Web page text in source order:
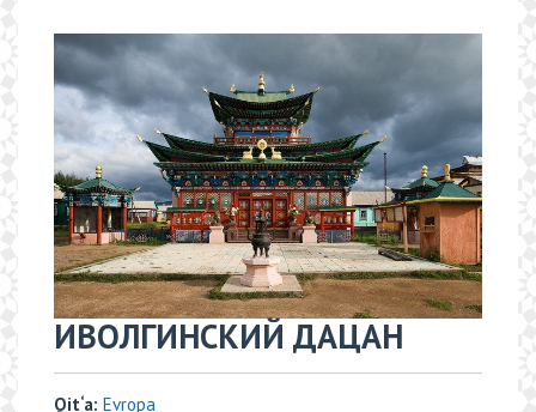
ИВОЛГИНСКИЙ ДАЦАН
Qit‘a: Evropa